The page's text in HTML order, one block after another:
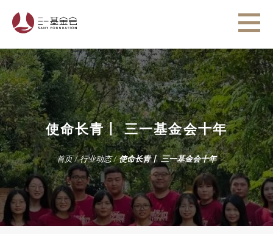
使命长青丨 三一基金会十年
首页/行业动态/使命长青丨 三一基金会十年